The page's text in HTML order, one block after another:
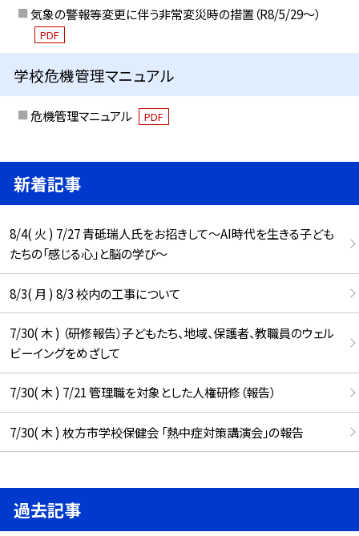
気象の警報等変更に伴う非常変災時の措置（R8/5/29〜）
PDF
学校危機管理マニュアル
危機管理マニュアル PDF
新着記事
8/4( 火 ) 7/27 青砥瑞人氏をお招きして〜AI時代を生きる子ども
たちの「感じる心」と脳の学び〜
8/3( 月 ) 8/3 校内の工事について
7/30( 木 ) （研修報告）子どもたち、地域、保護者、教職員のウェル
ビーイングをめざして
7/30( 木 ) 7/21 管理職を対象とした人権研修（報告）
7/30( 木 ) 枚方市学校保健会 「熱中症対策講演会」の報告
過去記事